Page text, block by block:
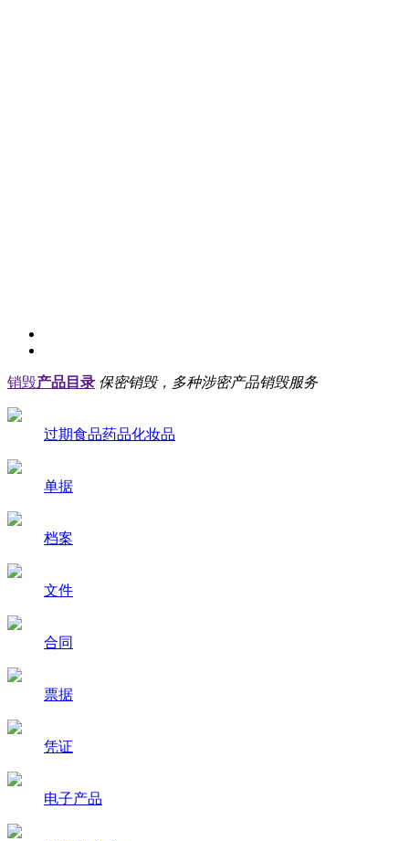
销毁产品目录 保密销毁，多种涉密产品销毁服务
过期食品药品化妆品
单据
档案
文件
合同
票据
凭证
电子产品